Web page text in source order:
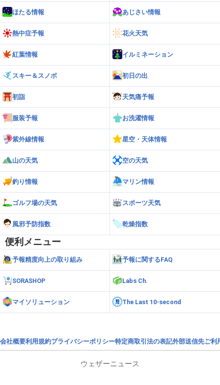
ほたる情報 あじさい情報
熱中症予報 花火天気
紅葉情報 イルミネーション
スキー＆スノボ 初日の出
初詣 天気痛予報
服装予報 お洗濯情報
紫外線情報 星空・天体情報
山の天気 空の天気
釣り情報 マリン情報
ゴルフ場の天気 スポーツ天気
風邪予防指数 乾燥指数
便利メニュー
予報精度向上の取り組み 予報に関するFAQ
SORASHOP Labs Ch.
マイソリューション The Last 10-second
会社概要利用規約プライバシーポリシー特定商取引法の表記外部送信先ご利
ウェザーニュース